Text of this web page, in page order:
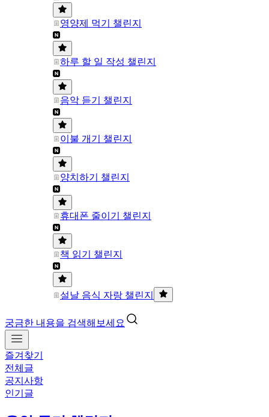
영양제 먹기 챌린지
하루 할 일 작성 챌린지
음악 듣기 챌린지
이불 개기 챌린지
양치하기 챌린지
휴대폰 줄이기 챌린지
책 읽기 챌린지
설날 음식 자랑 챌린지
궁금한 내용을 검색해보세요
즐겨찾기
전체글
공지사항
인기글